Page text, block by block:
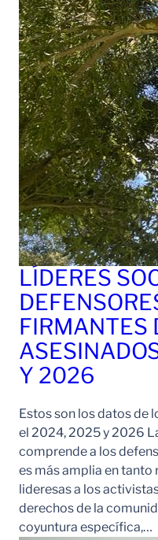
LÍDERES
FIRMANTES
Y 2026
Estos son los datos de
el 2024, 2025 y 2026
comprende a los
es más amplia en
lideresas a los
derechos de la
coyuntura específica,…